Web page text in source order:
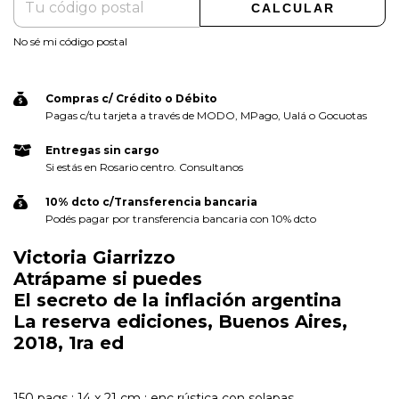
CALCULAR
No sé mi código postal
Compras c/ Crédito o Débito
Pagas c/tu tarjeta a través de MODO, MPago, Ualá o Gocuotas
Entregas sin cargo
Si estás en Rosario centro. Consultanos
10% dcto c/Transferencia bancaria
Podés pagar por transferencia bancaria con 10% dcto
Victoria Giarrizzo
Atrápame si puedes
El secreto de la inflación argentina
La reserva ediciones, Buenos Aires,
2018, 1ra ed